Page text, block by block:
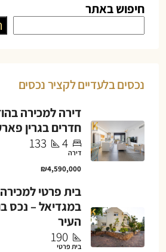
חיפוש באתר
נכסים בלעדיים לקציר נכסים
חדרים בגרין
4
133
דירה
₪4,590,000
בית פרטי
במגדיאל – נכס
העיר
190
בית פרטי